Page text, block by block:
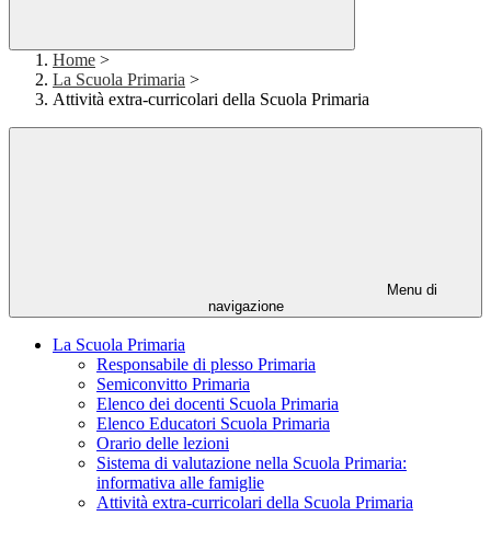
Home >
La Scuola Primaria >
Attività extra-curricolari della Scuola Primaria
Menu di
navigazione
La Scuola Primaria
Responsabile di plesso Primaria
Semiconvitto Primaria
Elenco dei docenti Scuola Primaria
Elenco Educatori Scuola Primaria
Orario delle lezioni
Sistema di valutazione nella Scuola Primaria:
informativa alle famiglie
Attività extra-curricolari della Scuola Primaria